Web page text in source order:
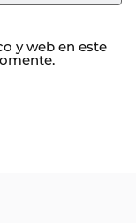
y web en este